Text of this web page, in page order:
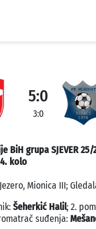
5:0
3:0
BiH grupa SJEVER 25/
4. kolo
Mionica III;
Šeherkić Halil; 2.
suđenja: